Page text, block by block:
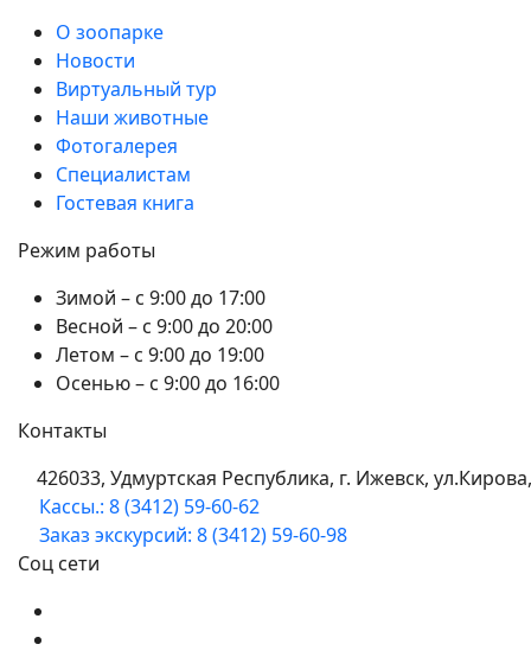
О зоопарке
Новости
Виртуальный тур
Наши животные
Фотогалерея
Специалистам
Гостевая книга
Режим работы
Зимой – с 9:00 до 17:00
Весной – с 9:00 до 20:00
Летом – с 9:00 до 19:00
Осенью – с 9:00 до 16:00
Контакты
426033, Удмуртская Республика, г. Ижевск,
Кассы.: 8 (3412) 59-60-62
Заказ экскурсий: 8 (3412) 59-60-98
Соц сети